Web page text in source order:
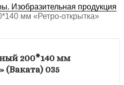
Изобразительная продукция
мм «Ретро-открытка»
200*140 мм
(Ваката) 035